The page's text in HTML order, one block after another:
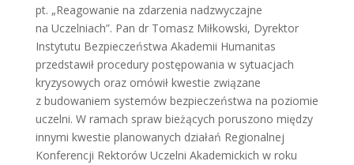
pt. „Reagowanie na zdarzenia nadzwyczajne
na Uczelniach”. Pan dr Tomasz Miłkowski, Dyrektor
Instytutu Bezpieczeństwa Akademii Humanitas
przedstawił procedury postępowania w sytuacjach
kryzysowych oraz omówił kwestie związane
z budowaniem systemów bezpieczeństwa na poziomie
uczelni. W ramach spraw bieżących poruszono między
innymi kwestie planowanych działań Regionalnej
Konferencji Rektorów Uczelni Akademickich w roku